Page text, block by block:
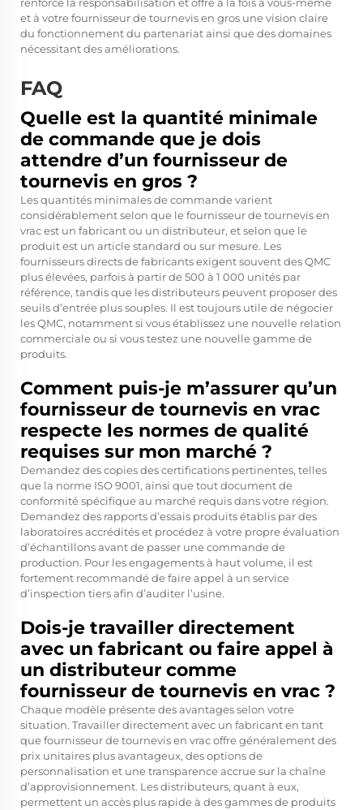
et à votre fournisseur de tournevis en gros une vision claire
du fonctionnement du partenariat ainsi que des domaines
nécessitant des améliorations.
FAQ
Quelle est la quantité minimale
de commande que je dois
attendre d’un fournisseur de
tournevis en gros ?
Les quantités minimales de commande varient
considérablement selon que le fournisseur de tournevis en
vrac est un fabricant ou un distributeur, et selon que le
produit est un article standard ou sur mesure. Les
fournisseurs directs de fabricants exigent souvent des QMC
plus élevées, parfois à partir de 500 à 1 000 unités par
référence, tandis que les distributeurs peuvent proposer des
seuils d’entrée plus souples. Il est toujours utile de négocier
les QMC, notamment si vous établissez une nouvelle relation
commerciale ou si vous testez une nouvelle gamme de
produits.
Comment puis-je m’assurer qu’un
fournisseur de tournevis en vrac
respecte les normes de qualité
requises sur mon marché ?
Demandez des copies des certifications pertinentes, telles
que la norme ISO 9001, ainsi que tout document de
conformité spécifique au marché requis dans votre région.
Demandez des rapports d’essais produits établis par des
laboratoires accrédités et procédez à votre propre évaluation
d’échantillons avant de passer une commande de
production. Pour les engagements à haut volume, il est
fortement recommandé de faire appel à un service
d’inspection tiers afin d’auditer l’usine.
Dois-je travailler directement
avec un fabricant ou faire appel à
un distributeur comme
fournisseur de tournevis en vrac ?
Chaque modèle présente des avantages selon votre
situation. Travailler directement avec un fabricant en tant
que fournisseur de tournevis en vrac offre généralement des
prix unitaires plus avantageux, des options de
personnalisation et une transparence accrue sur la chaîne
d’approvisionnement. Les distributeurs, quant à eux,
permettent un accès plus rapide à des gammes de produits